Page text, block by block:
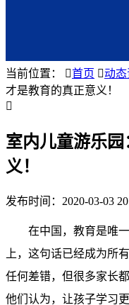
当前位置： 首页 动
才是教育的真正意义！

室内儿童游乐
义！
发布时间： 2020-03-03
在中国， 教育是唯
上，这句话已经成为所
任何差错，但很多家长
他们认为，让孩子学习